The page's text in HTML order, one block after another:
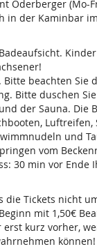
Oderberger (Mo-
in der Kaminbar
Bitte beachten Sie
Bitte duschen
der Sauna. Die
Luftreifen,
und
vom
30 min vor Ende
die Tickets nicht
mit 1,50€
kurz vorher,
können!